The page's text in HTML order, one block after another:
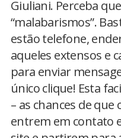
Giuliani. Perceba
“malabarismos”.
estão telefone,
aqueles extensos e
para enviar
único clique! Esta
– as chances de
entrem em contato